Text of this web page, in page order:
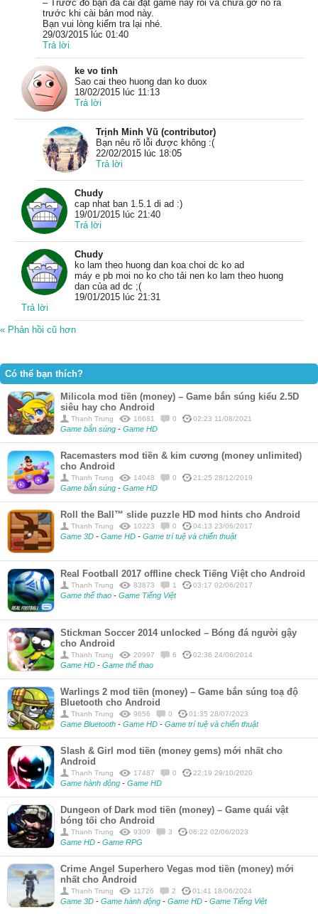
– Trước đó bạn đã cài đặt game này rồi và chưa gỡ nó ra
trước khi cài bản mod này.
Bạn vui lòng kiểm tra lại nhé.
29/03/2015 lúc 01:40
Trả lời
ke vo tinh
Sao cai theo huong dan ko duox
18/02/2015 lúc 11:13
Trả lời
Trịnh Minh Vũ (contributor)
Bạn nêu rõ lỗi được không :(
22/02/2015 lúc 18:05
Trả lời
Chudy
cap nhat ban 1.5.1 di ad :)
19/01/2015 lúc 21:40
Trả lời
Chudy
ko lam theo huong dan koa choi dc ko ad
máy e pb moi no ko cho tải nen ko lam theo huong
dan của ad dc ;(
19/01/2015 lúc 21:31
Trả lời
« Phản hồi cũ hơn
Có thể bạn thích?
Milicola mod tiền (money) – Game bắn súng kiểu 2.5D
siêu hay cho Android
Thanh Trung 16681 0 02:23 11/08/2021
Game bắn súng - Game HD
Racemasters mod tiền & kim cương (money unlimited)
cho Android
Thanh Trung 14048 0 21:25 28/12/2019
Game bắn súng - Game HD
Roll the Ball™ slide puzzle HD mod hints cho Android
Thanh Trung 10223 0 04:13 23/06/2017
Game 3D - Game HD - Game trí tuệ và chiến thuật
Real Football 2017 offline check Tiếng Việt cho Android
Thanh Trung 83873 1 03:17 02/06/2017
Game thể thao - Game Tiếng Việt
Stickman Soccer 2014 unlocked – Bóng đá người gậy
cho Android
Thanh Trung 20997 6 02:36 24/06/2014
Game HD - Game thể thao
Warlings 2 mod tiền (money) – Game bắn súng toạ độ
Bluetooth cho Android
Thanh Trung 9656 0 01:35 28/07/2023
Game Bluetooth - Game HD - Game trí tuệ và chiến thuật
Slash & Girl mod tiền (money gems) mới nhất cho
Android
Thanh Trung 17487 0 22:19 29/10/2020
Game hành động - Game HD
Dungeon of Dark mod tiền (money) – Game quái vật
bóng tối cho Android
Thanh Trung 9309 3 06:22 02/06/2023
Game HD - Game RPG
Crime Angel Superhero Vegas mod tiền (money) mới
nhất cho Android
Thanh Trung 11726 2 01:41 18/06/2024
Game 3D - Game hành động - Game HD - Game Tiếng Việt